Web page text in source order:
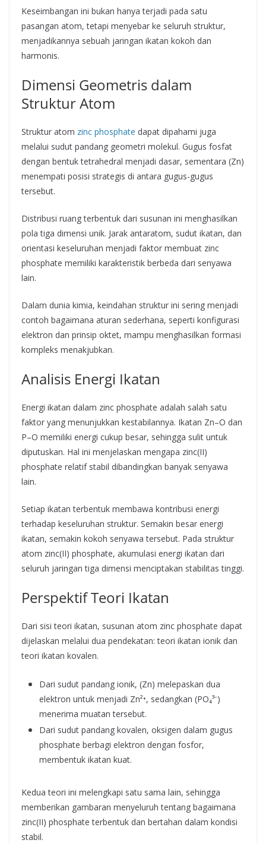
Keseimbangan ini bukan hanya terjadi pada satu
pasangan atom, tetapi menyebar ke seluruh struktur,
menjadikannya sebuah jaringan ikatan kokoh dan
harmonis.
Dimensi Geometris dalam
Struktur Atom
Struktur atom zinc phosphate dapat dipahami juga
melalui sudut pandang geometri molekul. Gugus fosfat
dengan bentuk tetrahedral menjadi dasar, sementara (Zn)
menempati posisi strategis di antara gugus-gugus
tersebut.
Distribusi ruang terbentuk dari susunan ini menghasilkan
pola tiga dimensi unik. Jarak antaratom, sudut ikatan, dan
orientasi keseluruhan menjadi faktor membuat zinc
phosphate memiliki karakteristik berbeda dari senyawa
lain.
Dalam dunia kimia, keindahan struktur ini sering menjadi
contoh bagaimana aturan sederhana, seperti konfigurasi
elektron dan prinsip oktet, mampu menghasilkan formasi
kompleks menakjubkan.
Analisis Energi Ikatan
Energi ikatan dalam zinc phosphate adalah salah satu
faktor yang menunjukkan kestabilannya. Ikatan Zn–O dan
P–O memiliki energi cukup besar, sehingga sulit untuk
diputuskan. Hal ini menjelaskan mengapa zinc(II)
phosphate relatif stabil dibandingkan banyak senyawa
lain.
Setiap ikatan terbentuk membawa kontribusi energi
terhadap keseluruhan struktur. Semakin besar energi
ikatan, semakin kokoh senyawa tersebut. Pada struktur
atom zinc(II) phosphate, akumulasi energi ikatan dari
seluruh jaringan tiga dimensi menciptakan stabilitas tinggi.
Perspektif Teori Ikatan
Dari sisi teori ikatan, susunan atom zinc phosphate dapat
dijelaskan melalui dua pendekatan: teori ikatan ionik dan
teori ikatan kovalen.
Dari sudut pandang ionik, (Zn) melepaskan dua
elektron untuk menjadi Zn²⁺, sedangkan (PO₄³⁻)
menerima muatan tersebut.
Dari sudut pandang kovalen, oksigen dalam gugus
phosphate berbagi elektron dengan fosfor,
membentuk ikatan kuat.
Kedua teori ini melengkapi satu sama lain, sehingga
memberikan gambaran menyeluruh tentang bagaimana
zinc(II) phosphate terbentuk dan bertahan dalam kondisi
stabil.